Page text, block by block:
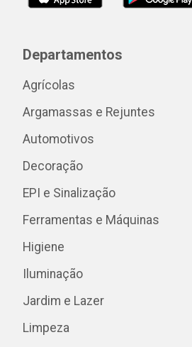
Departamentos
Agrícolas
Argamassas e Rejuntes
Automotivos
Decoração
EPI e Sinalização
Ferramentas e Máquinas
Higiene
Iluminação
Jardim e Lazer
Limpeza